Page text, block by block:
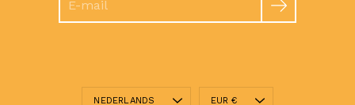
Taal
NEDERLANDS Valuta
EUR €